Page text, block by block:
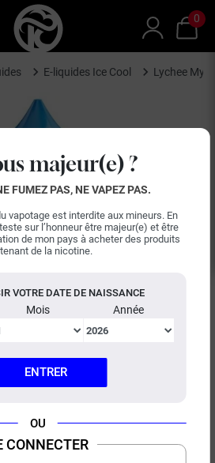
majeur(e) ?
FUMEZ PAS, NE VAPEZ PAS.
vapotage est interdite aux mineurs. En
sur l’honneur être majeur(e) et être
de mon pays à acheter des produits
de la nicotine.
VOTRE DATE DE NAISSANCE
Mois Année
ENTRER
OU
CONNECTER
0
E-liquides Ice Cool Lychee
LYCHEE MYRTILLE